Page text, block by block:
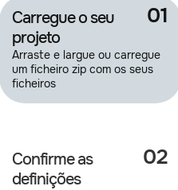
Carregue o seu
projeto
01
Arraste e largue ou carregue
um ficheiro zip com os seus
ficheiros
Confirme as
definições
02